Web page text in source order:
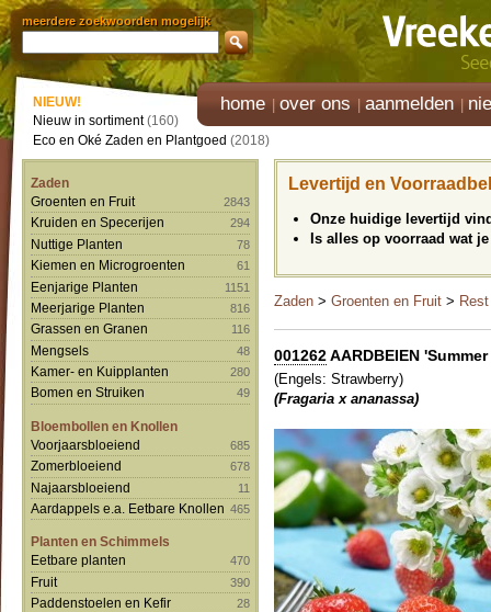
meerdere zoekwoorden mogelijk
home over ons aanmelden
NIEUW!
Nieuw in sortiment(160)
Eco en Oké Zaden en Plantgoed (2018)
Zaden
Groenten en Fruit
2843
Kruiden en Specerijen 294
Nuttige Planten 78
Kiemen en Microgroenten 61
Eenjarige Planten 1151
Meerjarige Planten 816
Grassen en Granen 116
Mengsels 48
Kamer- en Kuipplanten 280
Bomen en Struiken 49
Bloembollen en Knollen
Voorjaarsbloeiend
685
Zomerbloeiend 678
Najaarsbloeiend 11
Aardappels e.a. Eetbare Knollen 465
Planten en Schimmels
Eetbare planten
470
Fruit 390
Paddenstoelen en Kefir 28
Levertijd en
Onze huidige levertijd
Is alles op voorraad wat
Zaden > Groenten en Fruit >
001262AARDBEIEN
(Engels: Strawberry)
(Fragaria x ananassa)